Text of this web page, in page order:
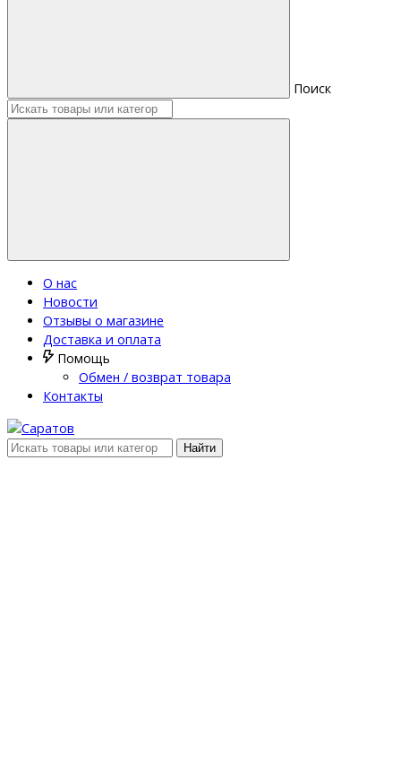
Поиск
О нас
Новости
Отзывы о магазине
Доставка и оплата
Помощь
Обмен / возврат товара
Контакты
Найти